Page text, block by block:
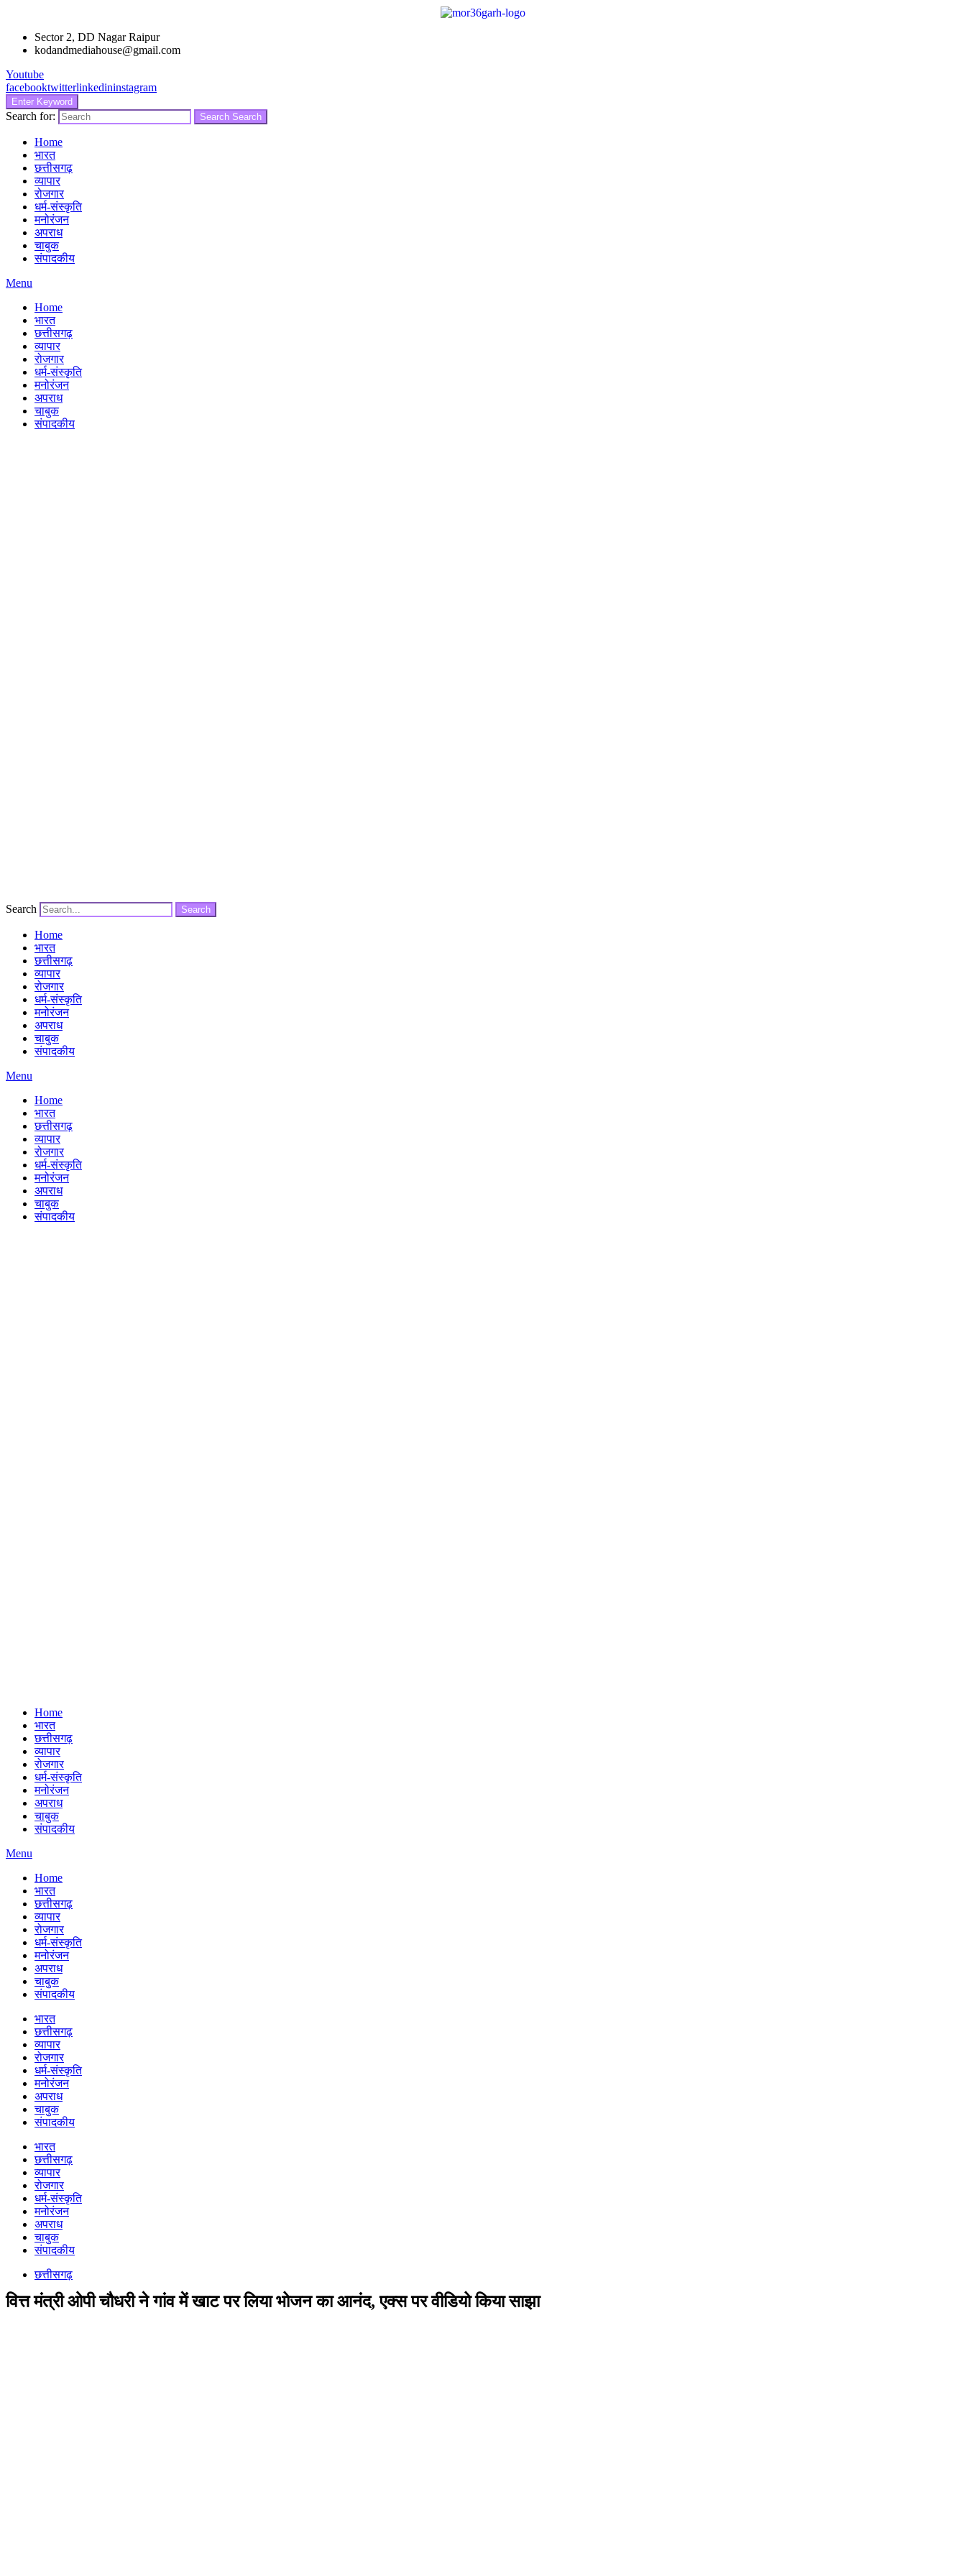
Sector 2, DD Nagar Raipur
kodandmediahouse@gmail.com
Youtube
facebooktwitterlinkedininstagram
Enter Keyword
Search for: Search Search
Home
भारत
छत्तीसगढ़
व्यापार
रोजगार
धर्म-संस्कृति
मनोरंजन
अपराध
चाबुक
संपादकीय
Menu
Home
भारत
छत्तीसगढ़
व्यापार
रोजगार
धर्म-संस्कृति
मनोरंजन
अपराध
चाबुक
संपादकीय
Search Search
Home
भारत
छत्तीसगढ़
व्यापार
रोजगार
धर्म-संस्कृति
मनोरंजन
अपराध
चाबुक
संपादकीय
Menu
Home
भारत
छत्तीसगढ़
व्यापार
रोजगार
धर्म-संस्कृति
मनोरंजन
अपराध
चाबुक
संपादकीय
Home
भारत
छत्तीसगढ़
व्यापार
रोजगार
धर्म-संस्कृति
मनोरंजन
अपराध
चाबुक
संपादकीय
Menu
Home
भारत
छत्तीसगढ़
व्यापार
रोजगार
धर्म-संस्कृति
मनोरंजन
अपराध
चाबुक
संपादकीय
भारत
छत्तीसगढ़
व्यापार
रोजगार
धर्म-संस्कृति
मनोरंजन
अपराध
चाबुक
संपादकीय
भारत
छत्तीसगढ़
व्यापार
रोजगार
धर्म-संस्कृति
मनोरंजन
अपराध
चाबुक
संपादकीय
छत्तीसगढ़
वित्त मंत्री ओपी चौधरी ने गांव में खाट पर लिया भोजन का आनंद, एक्स पर वीडियो किया साझा